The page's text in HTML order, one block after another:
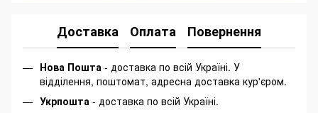
Доставка Оплата Повернення
Нова Пошта - доставка по всій Україні. У
відділення, поштомат, адресна доставка кур'єром.
Укрпошта - доставка по всій Україні.